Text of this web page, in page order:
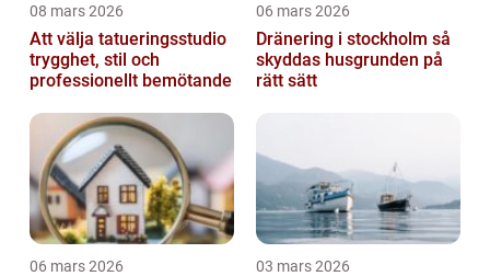
08 mars 2026
Att välja tatueringsstudio
trygghet, stil och
professionellt bemötande
06 mars 2026
Dränering i stockholm så
skyddas husgrunden på
rätt sätt
06 mars 2026 03 mars 2026